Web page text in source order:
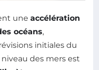
une accélération
océans,
initiales du
niveau des mers est